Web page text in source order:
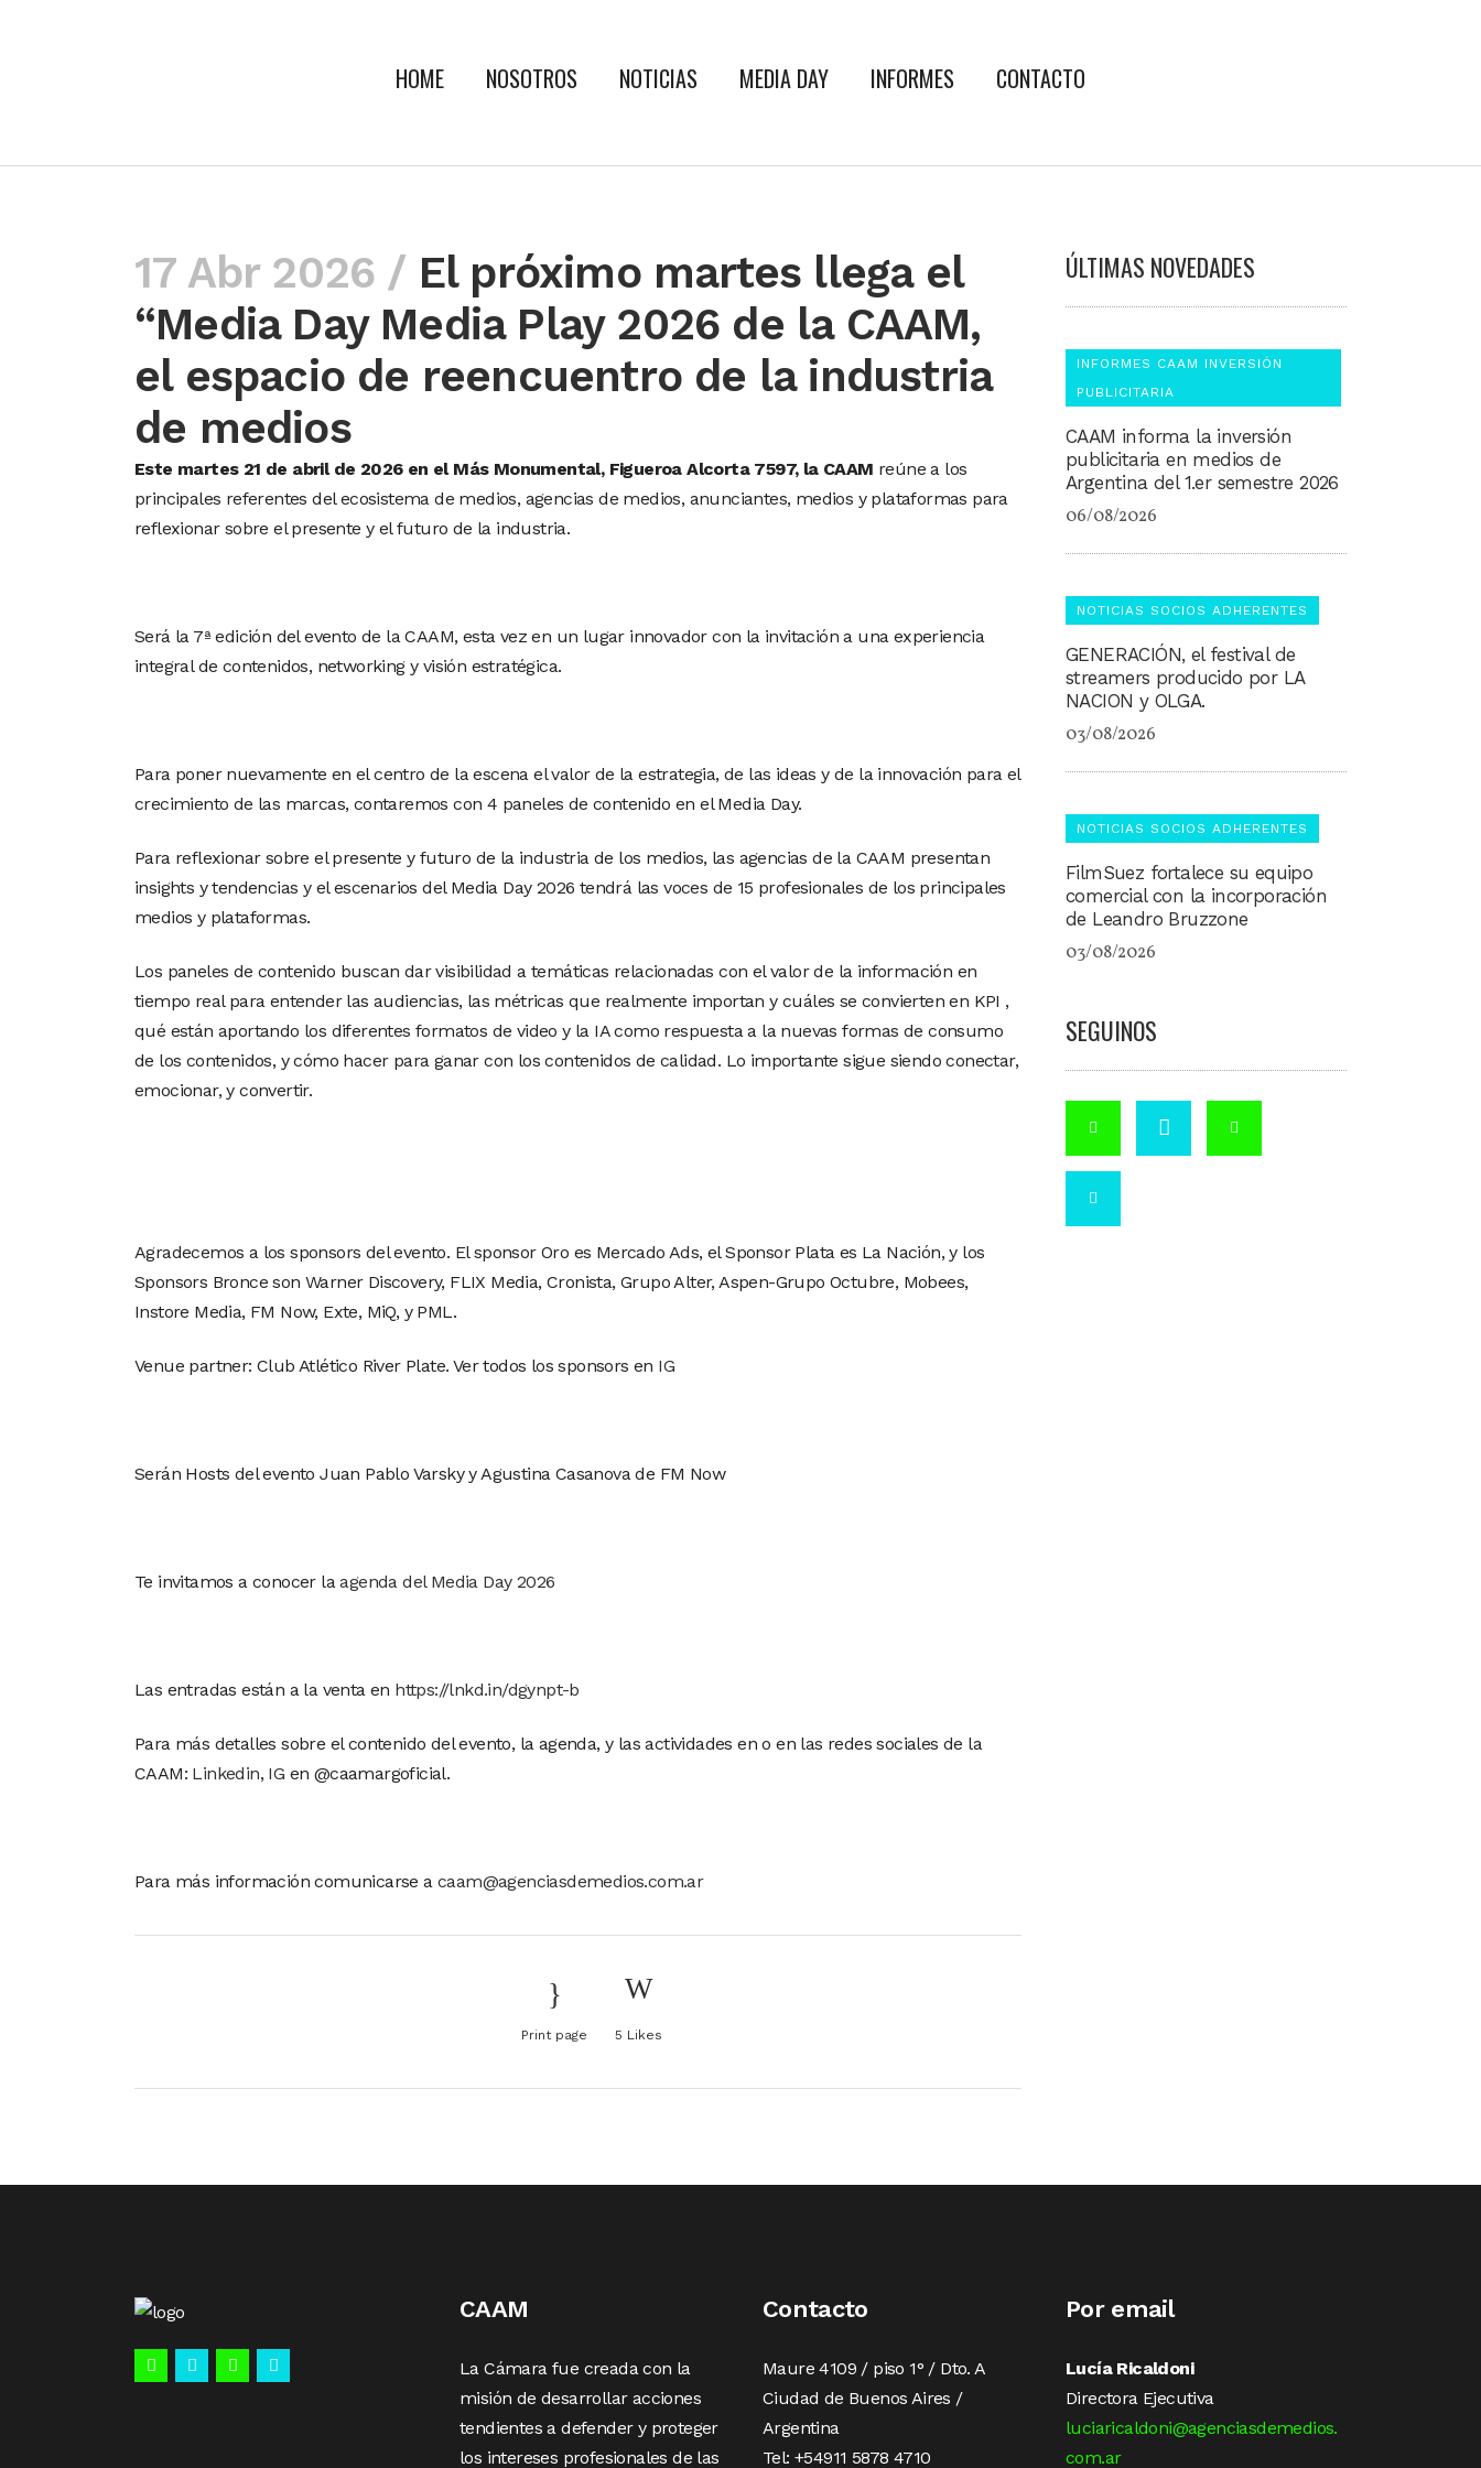
HOME NOSOTROS NOTICIAS MEDIA DAY INFORMES CONTACTO
17 Abr 2026 / El próximo martes llega el
“Media Day Media Play 2026 de la CAAM,
el espacio de reencuentro de la industria
de medios
Este martes 21 de abril de 2026 en el Más Monumental, Figueroa Alcorta 7597, la CAAM reúne a los
principales referentes del ecosistema de medios, agencias de medios, anunciantes, medios y plataformas para
reflexionar sobre el presente y el futuro de la industria.
Será la 7ª edición del evento de la CAAM, esta vez en un lugar innovador con la invitación a una experiencia
integral de contenidos, networking y visión estratégica.
Para poner nuevamente en el centro de la escena el valor de la estrategia, de las ideas y de la innovación para el
crecimiento de las marcas, contaremos con 4 paneles de contenido en el Media Day.
Para reflexionar sobre el presente y futuro de la industria de los medios, las agencias de la CAAM presentan
insights y tendencias y el escenarios del Media Day 2026 tendrá las voces de 15 profesionales de los principales
medios y plataformas.
Los paneles de contenido buscan dar visibilidad a temáticas relacionadas con el valor de la información en
tiempo real para entender las audiencias, las métricas que realmente importan y cuáles se convierten en KPI ,
qué están aportando los diferentes formatos de video y la IA como respuesta a la nuevas formas de consumo
de los contenidos, y cómo hacer para ganar con los contenidos de calidad. Lo importante sigue siendo conectar,
emocionar, y convertir.
Agradecemos a los sponsors del evento. El sponsor Oro es Mercado Ads, el Sponsor Plata es La Nación, y los
Sponsors Bronce son Warner Discovery, FLIX Media, Cronista, Grupo Alter, Aspen-Grupo Octubre, Mobees,
Instore Media, FM Now, Exte, MiQ, y PML.
Venue partner: Club Atlético River Plate. Ver todos los sponsors en IG
Serán Hosts del evento Juan Pablo Varsky y Agustina Casanova de FM Now
Te invitamos a conocer laagenda del Media Day 2026
Las entradas están a la venta en https://lnkd.in/dgynpt-b
Para más detalles sobre el contenido del evento, la agenda, y las actividades en o en las redes sociales de la
CAAM: Linkedin, IG en @caamargoficial.
Para más información comunicarse a caam@agenciasdemedios.com.ar
Print page 5 Likes
ÚLTIMAS NOVEDADES
INFORMES CAAM INVERSIÓN
PUBLICITARIA
CAAM informa la inversión
publicitaria en medios de
Argentina del 1.er semestre 2026
06/08/2026
NOTICIAS SOCIOS ADHERENTES
GENERACIÓN, el festival de
streamers producido por LA
NACION y OLGA.
03/08/2026
NOTICIAS SOCIOS ADHERENTES
FilmSuez fortalece su equipo
comercial con la incorporación
de Leandro Bruzzone
03/08/2026
SEGUINOS
CAAM
La Cámara fue creada con la
misión de desarrollar acciones
tendientes a defender y proteger
los intereses profesionales de las
Contacto
Maure 4109 / piso 1° / Dto. A
Ciudad de Buenos Aires /
Argentina
Tel: +54911 5878 4710
Por email
Lucía Ricaldoni
Directora Ejecutiva
luciaricaldoni@agenciasdemedios.
com.ar